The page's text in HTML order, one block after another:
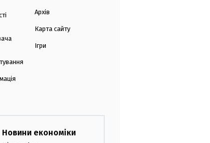
Архів
Карта сайту
Ігри
Новини економіки